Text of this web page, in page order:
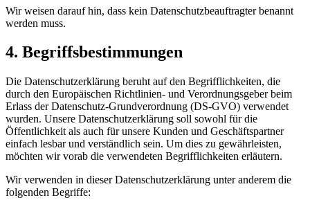
Wir weisen darauf hin, dass kein Datenschutzbeauftragter benannt
werden muss.
4. Begriffsbestimmungen
Die Datenschutzerklärung beruht auf den Begrifflichkeiten, die
durch den Europäischen Richtlinien- und Verordnungsgeber beim
Erlass der Datenschutz-Grundverordnung (DS-GVO) verwendet
wurden. Unsere Datenschutzerklärung soll sowohl für die
Öffentlichkeit als auch für unsere Kunden und Geschäftspartner
einfach lesbar und verständlich sein. Um dies zu gewährleisten,
möchten wir vorab die verwendeten Begrifflichkeiten erläutern.
Wir verwenden in dieser Datenschutzerklärung unter anderem die
folgenden Begriffe: